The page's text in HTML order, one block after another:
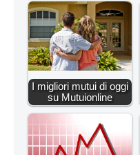
I migliori mutui di oggi
su Mutuionline